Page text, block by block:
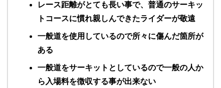
レース距離がとても長い事で、普通のサーキッ
トコースに慣れ親しんできたライダーが敬遠
一般道を使用しているので所々に傷んだ箇所が
ある
一般道をサーキットとしているので一般の人か
ら入場料を徴収する事が出来ない